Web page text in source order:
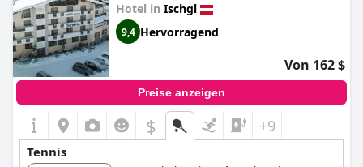
Hotel in Ischgl
9,4 Hervorragend
Von 162 $
Preise anzeigen
$ +9
Tennis